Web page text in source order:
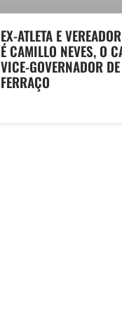
EX-ATLETA E
É CAMILLO NEVES, O
VICE-GOVERNADOR
FERRAÇO